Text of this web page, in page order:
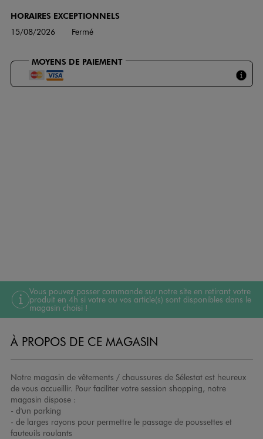
HORAIRES EXCEPTIONNELS
15/08/2026 Fermé
MOYENS DE PAIEMENT
Vous pouvez passer commande sur notre site en retirant votre
produit en 4h si votre ou vos article(s) sont disponibles dans le
magasin choisi !
À PROPOS DE CE MAGASIN
Notre magasin de vêtements / chaussures de Sélestat est heureux
de vous accueillir. Pour faciliter votre session shopping, notre
magasin dispose :
- d'un parking
- de larges rayons pour permettre le passage de poussettes et
fauteuils roulants